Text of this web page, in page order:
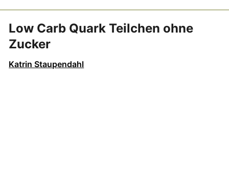
Low Carb Quark Teilchen ohne
Zucker
Katrin Staupendahl